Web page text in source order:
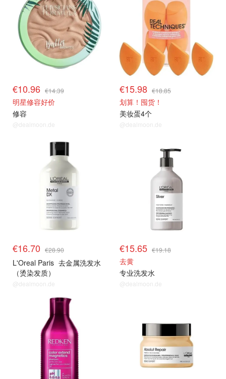
€10.96 €14.39
明星修容好价
修容
@dealmoon.de
€15.98 €18.85
划算！囤货！
美妆蛋4个
@dealmoon.de
€16.70 €28.90
L'Oreal Paris 去金属洗发水
（烫染发质）
@dealmoon.de
€15.65 €19.18
去黄
专业洗发水
@dealmoon.de